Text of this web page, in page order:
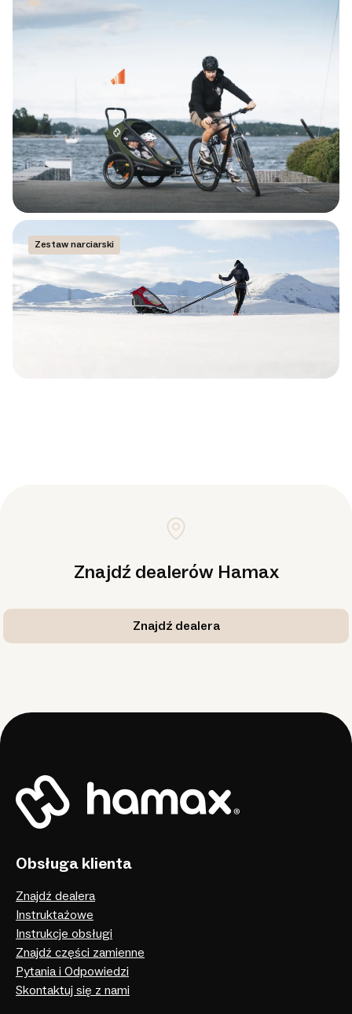
Zestaw narciarski
Znajdź dealerów Hamax
Znajdź dealera
Obsługa klienta
Znajdź dealera
Instruktażowe
Instrukcje obsługi
Znajdź części zamienne
Pytania i Odpowiedzi
Skontaktuj się z nami